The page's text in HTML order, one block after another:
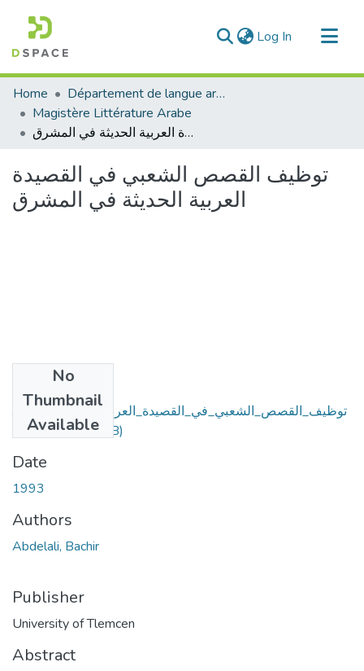
Log In (current)
Communities & Collections
All of DSpace
Statistics
Home
Département de langue arabe
Magistère Littérature Arabe
توظيف القصص الشعبي في القصيدة العربية الحديثة في المشرق
توظيف القصص الشعبي في القصيدة
العربية الحديثة في المشرق
No
Thumbnail
Available
توظيف_القصص_الشعبي_في_القصيدة_العربية_الحديثة_في_الم
شرق.pdf(3.78 MB)
Date
1993
Authors
Abdelali, Bachir
Publisher
University of Tlemcen
Abstract